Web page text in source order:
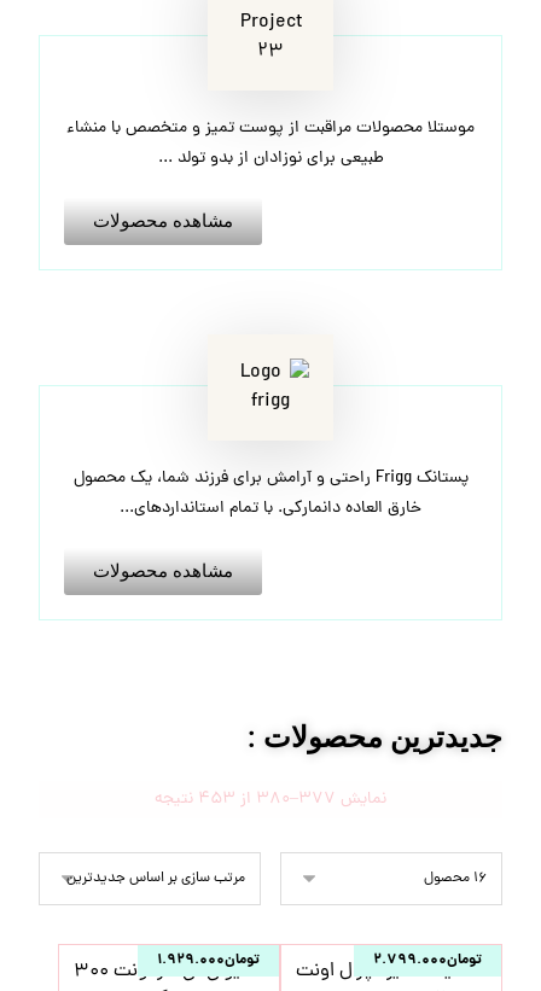
موستلا محصولات مراقبت از پوست تمیز و متخصص با منشاء
طبیعی برای نوزادان از بدو تولد ...
مشاهده محصولات
پستانک Frigg راحتی و آرامش برای فرزند شما، یک محصول
خارق العاده دانمارکی. با تمام استانداردهای...
مشاهده محصولات
جدیدترین محصولات :
نمایش 377–380 از 453 نتیجه
تومان۲.۷۹۹.۰۰۰ تومان۱.۹۲۹.۰۰۰